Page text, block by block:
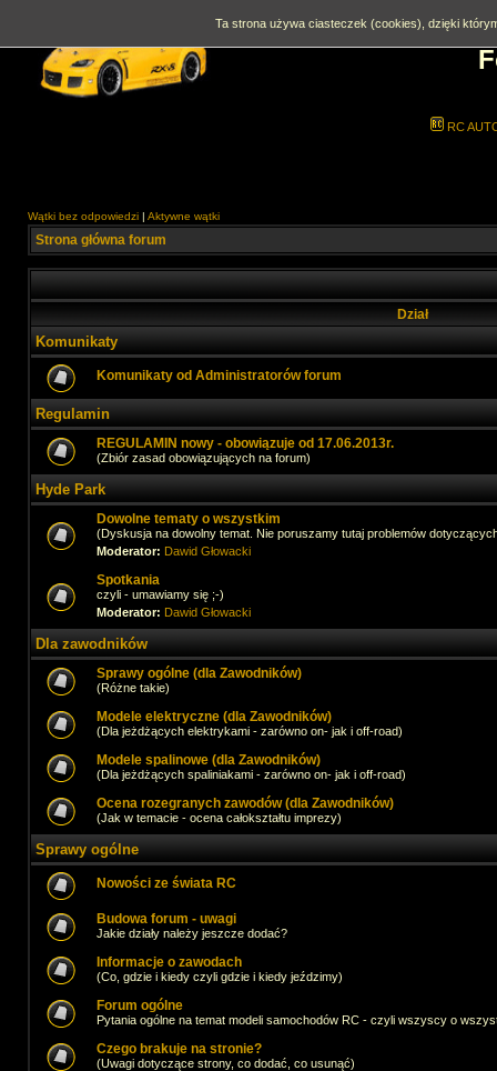
RC
Wątki bez odpowiedzi | Aktywne wątki
Strona główna forum
Dział
Komunikaty
Komunikaty od Administratorów forum
Regulamin
REGULAMIN nowy - obowiązuje od 17.06.2013r.
(Zbiór zasad obowiązujących na forum)
Hyde Park
Dowolne tematy o wszystkim
(Dyskusja na dowolny temat. Nie poruszamy tutaj problemów
Moderator: Dawid Głowacki
Spotkania
czyli - umawiamy się ;-)
Moderator: Dawid Głowacki
Dla zawodników
Sprawy ogólne (dla Zawodników)
(Różne takie)
Modele elektryczne (dla Zawodników)
(Dla jeżdżących elektrykami - zarówno on- jak i off-road)
Modele spalinowe (dla Zawodników)
(Dla jeżdżących spaliniakami - zarówno on- jak i off-road)
Ocena rozegranych zawodów (dla Zawodników)
(Jak w temacie - ocena całokształtu imprezy)
Sprawy ogólne
Nowości ze świata RC
Budowa forum - uwagi
Jakie działy należy jeszcze dodać?
Informacje o zawodach
(Co, gdzie i kiedy czyli gdzie i kiedy jeździmy)
Forum ogólne
Pytania ogólne na temat modeli samochodów RC - czyli wszyscy o
Czego brakuje na stronie?
(Uwagi dotyczące strony, co dodać, co usunąć)
Ta strona używa ciasteczek (cookies), dzięki